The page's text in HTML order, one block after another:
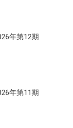
年第12期
年第11期